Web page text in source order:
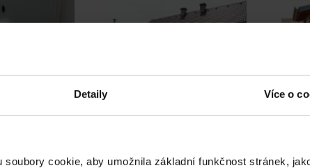
Detaily Více o
soubory cookie, aby umožnila základní funkčnost stránek,